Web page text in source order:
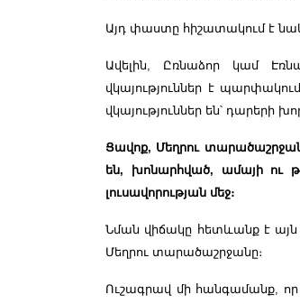
Այդ փաստը հիշատակում է
Ավելին, Ըռնաձոր կամ
վկայություններ է
վկայություններ են՝ դարերի
Ցավոք, Մեղրու
են, խոնարհված, ամայի ու
լուսավորության մեջ։
Նման վիճակը հետևանք է այն
Մեղրու տարածաշրջանը։
Ուշագրավ մի հանգամանք,